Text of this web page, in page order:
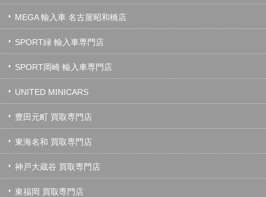
MEGA 輸入車 名古屋昭和橋店
SPORT緑 輸入車専門店
SPORT岡崎 輸入車専門店
UNITED MINICARS
豊田元町 買取専門店
東海名和 買取専門店
神戸大蔵谷 買取専門店
東福岡 買取専門店